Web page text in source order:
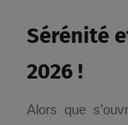
Sérénité
2026 !
Alors que